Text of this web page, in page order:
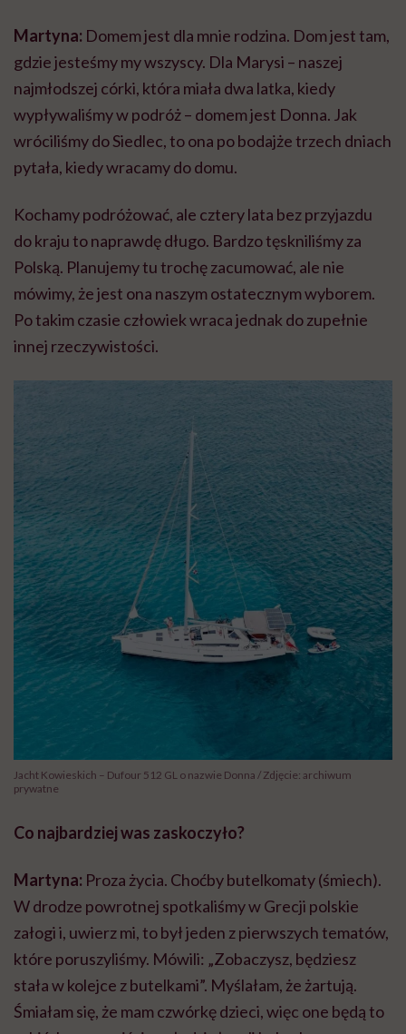
Martyna: Domem jest dla mnie rodzina. Dom jest tam,
gdzie jesteśmy my wszyscy. Dla Marysi – naszej
najmłodszej córki, która miała dwa latka, kiedy
wypływaliśmy w podróż – domem jest Donna. Jak
wróciliśmy do Siedlec, to ona po bodajże trzech dniach
pytała, kiedy wracamy do domu.
Kochamy podróżować, ale cztery lata bez przyjazdu
do kraju to naprawdę długo. Bardzo tęskniliśmy za
Polską. Planujemy tu trochę zacumować, ale nie
mówimy, że jest ona naszym ostatecznym wyborem.
Po takim czasie człowiek wraca jednak do zupełnie
innej rzeczywistości.
Jacht Kowieskich – Dufour 512 GL o nazwie Donna / Zdjęcie: archiwum
prywatne
Co najbardziej was zaskoczyło?
Martyna: Proza życia. Choćby butelkomaty (śmiech).
W drodze powrotnej spotkaliśmy w Grecji polskie
załogi i, uwierz mi, to był jeden z pierwszych tematów,
które poruszyliśmy. Mówili: „Zobaczysz, będziesz
stała w kolejce z butelkami”. Myślałam, że żartują.
Śmiałam się, że mam czwórkę dzieci, więc one będą to